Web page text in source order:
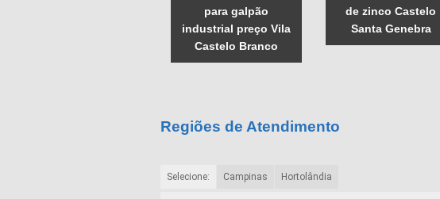
para galpão
industrial preço Vila
Castelo Branco
de zinco Castelo
Santa Genebra
Regiões de Atendimento
Selecione: Campinas Hortolândia